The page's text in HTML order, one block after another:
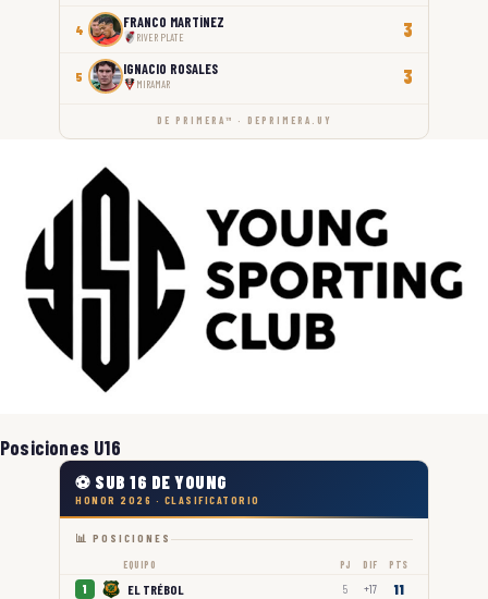
4 FRANCO MARTÍNEZ
RIVER PLATE 3
5 IGNACIO ROSALES
MIRAMAR 3
DE PRIMERA™ · DEPRIMERA.UY
Posiciones U16
⚽ SUB 16 DE YOUNG
HONOR 2026 · CLASIFICATORIO
📊 POSICIONES
EQUIPO PJ DIF PTS
1 EL TRÉBOL 5 +17 11